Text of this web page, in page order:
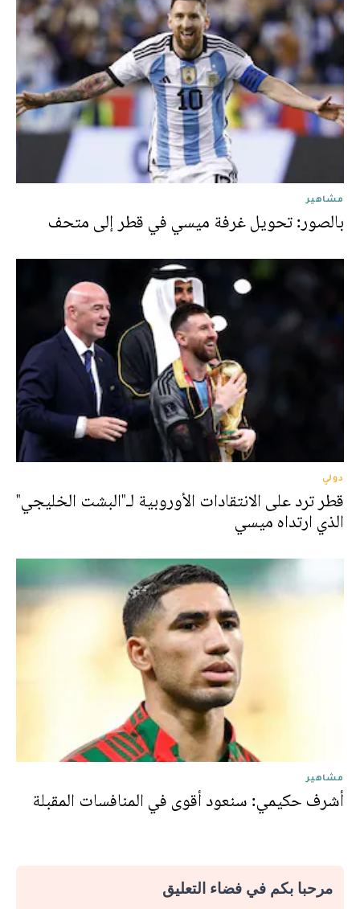
مشاهير
بالصور: تحويل غرفة ميسي في قطر إلى متحف
دولي
قطر ترد على الانتقادات الأوروبية لـ"البشت الخليجي"
الذي ارتداه ميسي
مشاهير
أشرف حكيمي: سنعود أقوى في المنافسات المقبلة
مرحبا بكم في فضاء التعليق